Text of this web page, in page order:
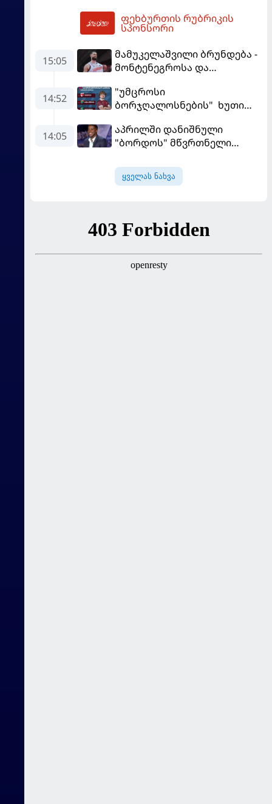
მარცხით გახსნა
ფეხბურთის რუბრიკის
სპონსორი
15:05
მამუკელაშვილი ბრუნდება -
მონტენეგროსა და
მატჩებისთვის საქართველო
მზადებას 15
14:52
"უმცროსი
ბორჯღალოსნების" ხუთი
14:05
აპრილში დანიშნული
"ბორდოს" მწვრთნელი
ყველას ნახვა